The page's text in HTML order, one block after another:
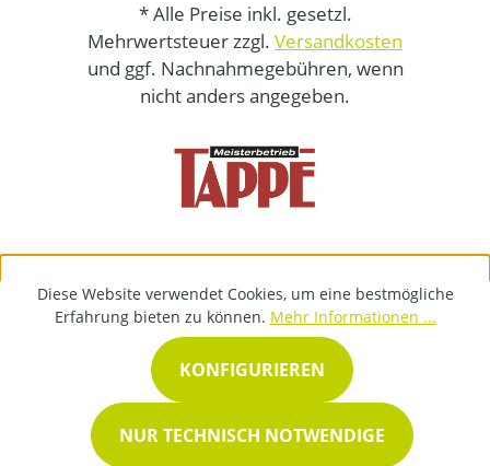
* Alle Preise inkl. gesetzl.
Mehrwertsteuer zzgl. Versandkosten
und ggf. Nachnahmegebühren, wenn
nicht anders angegeben.
Diese Website verwendet Cookies, um eine bestmögliche
Erfahrung bieten zu können. Mehr Informationen ...
NUR TECHNISCH NOTWENDIGE
KONFIGURIEREN